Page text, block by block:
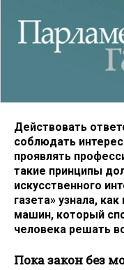
Действовать
соблюдать
проявлять
такие принципы
искусственного
газета» узнала,
машин, который
человека решать
Пока закон без